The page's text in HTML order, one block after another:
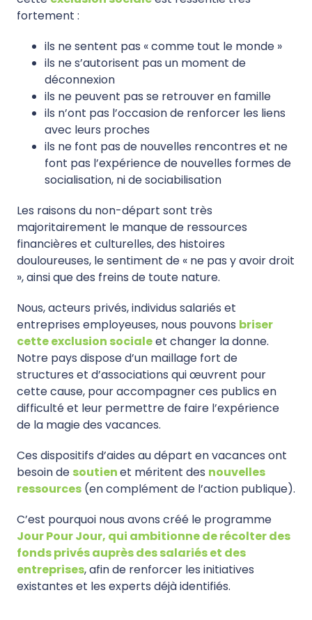
fortement :
ils ne sentent pas « comme tout le monde »
ils ne s’autorisent pas un moment de
déconnexion
ils ne peuvent pas se retrouver en famille
ils n’ont pas l’occasion de renforcer les liens
avec leurs proches
ils ne font pas de nouvelles rencontres et ne
font pas l’expérience de nouvelles formes de
socialisation, ni de sociabilisation
Les raisons du non-départ sont très
majoritairement le manque de ressources
financières et culturelles, des histoires
douloureuses, le sentiment de « ne pas y avoir droit
», ainsi que des freins de toute nature.
Nous, acteurs privés, individus salariés et
entreprises employeuses, nous pouvons briser
cette exclusion socialeet changer la donne.
Notre pays dispose d’un maillage fort de
structures et d’associations qui œuvrent pour
cette cause, pour accompagner ces publics en
difficulté et leur permettre de faire l’expérience
de la magie des vacances.
Ces dispositifs d’aides au départ en vacances ont
besoin de soutienet méritent des nouvelles
ressources (en complément de l’action publique).
C’est pourquoi nous avons créé le programme
Jour Pour Jour, qui ambitionne de récolter des
fonds privés auprès des salariés et des
entreprises, afin de renforcer les initiatives
existantes et les experts déjà identifiés.